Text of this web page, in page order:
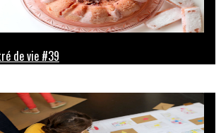
de vie #39